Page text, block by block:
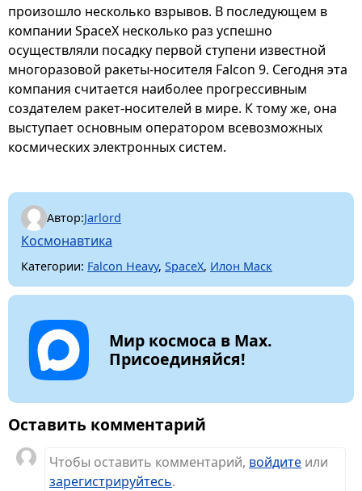
произошло несколько взрывов. В последующем в
компании SpaceX несколько раз успешно
осуществляли посадку первой ступени известной
многоразовой ракеты-носителя Falcon 9. Сегодня эта
компания считается наиболее прогрессивным
создателем ракет-носителей в мире. К тому же, она
выступает основным оператором всевозможных
космических электронных систем.
Автор:Jarlord
Космонавтика
Категории: Falcon Heavy, SpaceX, Илон Маск
Мир космоса в Max.
Присоединяйся!
Оставить комментарий
Чтобы оставить комментарий, войдите или
зарегистрируйтесь.